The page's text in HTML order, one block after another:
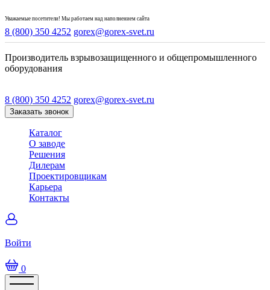
Уважаемые посетители! Мы работаем над наполнением сайта
8 (800) 350 4252 gorex@gorex-svet.ru
Производитель взрывозащищенного и общепромышленного
оборудования
8 (800) 350 4252 gorex@gorex-svet.ru
Заказать звонок
Каталог
О заводе
Решения
Дилерам
Проектировщикам
Карьера
Контакты
Войти
0